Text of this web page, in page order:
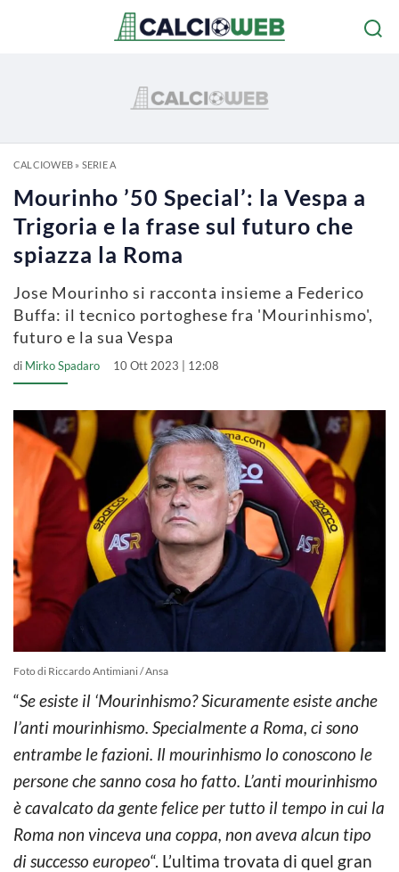
CALCIOWEB» SERIE A
Mourinho ’50 Special’: la Vespa a
Trigoria e la frase sul futuro che
spiazza la Roma
Jose Mourinho si racconta insieme a Federico
Buffa: il tecnico portoghese fra 'Mourinhismo',
futuro e la sua Vespa
di Mirko Spadaro 10 Ott 2023 | 12:08
Foto di Riccardo Antimiani / Ansa
“Se esiste il ‘Mourinhismo? Sicuramente esiste anche
l’anti mourinhismo. Specialmente a Roma, ci sono
entrambe le fazioni. Il mourinhismo lo conoscono le
persone che sanno cosa ho fatto. L’anti mourinhismo
è cavalcato da gente felice per tutto il tempo in cui la
Roma non vinceva una coppa, non aveva alcun tipo
di successo europeo“. L’ultima trovata di quel gran